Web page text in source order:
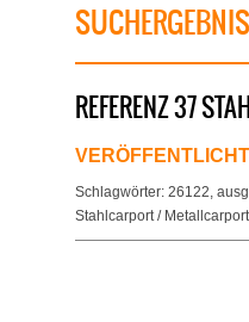
REFERENZ 37
Schlagwörter: 26122,
Stahlcarport / Metallcarport